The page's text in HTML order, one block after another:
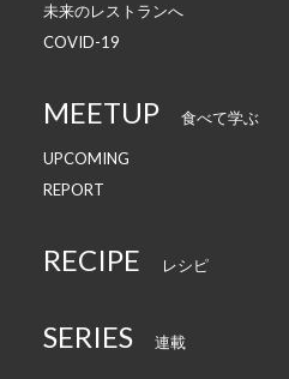
未来のレストランへ
COVID-19
MEETUP 食べて学ぶ
UPCOMING
REPORT
RECIPE レシピ
SERIES 連載